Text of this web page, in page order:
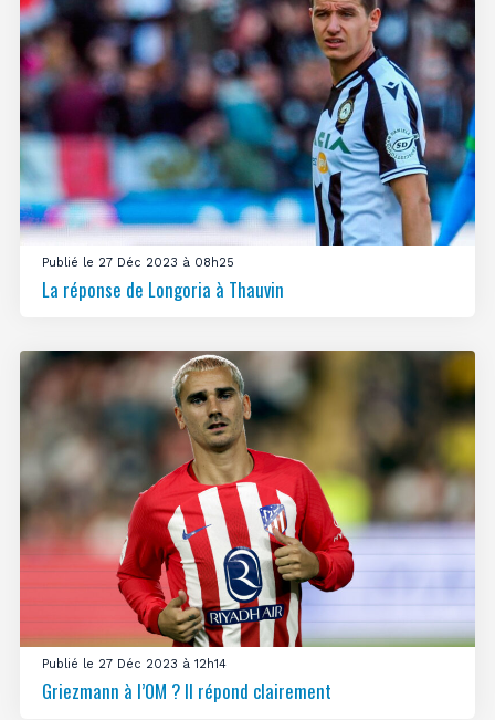
Publié le 27 Déc 2023 à 08h25
La réponse de Longoria à Thauvin
Publié le 27 Déc 2023 à 12h14
Griezmann à l’OM ? Il répond clairement